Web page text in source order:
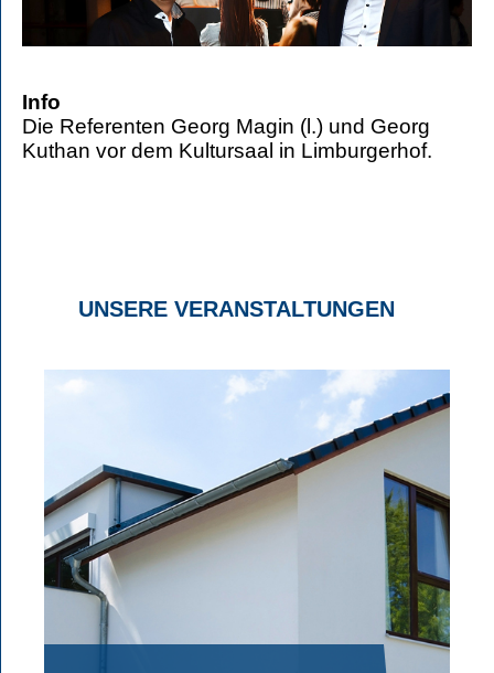
Info
Die Referenten Georg Magin (l.) und Georg
Kuthan vor dem Kultursaal in Limburgerhof.
UNSERE VERANSTALTUNGEN